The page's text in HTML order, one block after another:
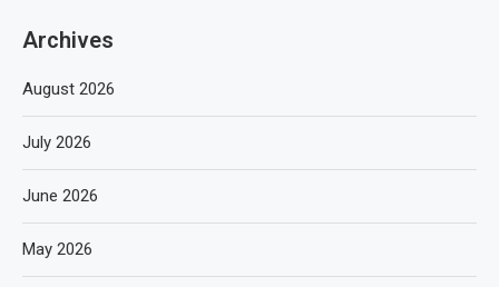
Archives
August 2026
July 2026
June 2026
May 2026